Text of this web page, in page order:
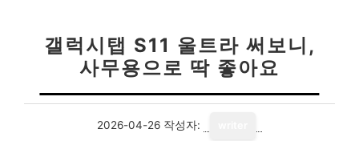
갤럭시탭 S11 울트라 써보니,
사무용으로 딱 좋아요
2026-04-26 작성자: